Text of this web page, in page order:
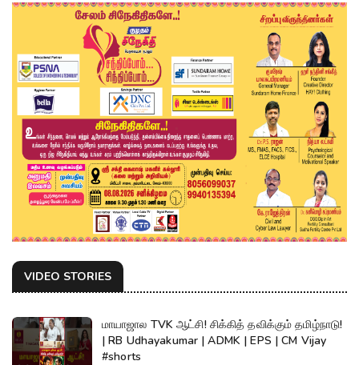
VIDEO STORIES
மாயாஜால TVK ஆட்சி! சிக்கித் தவிக்கும் தமிழ்நாடு!
| RB Udhayakumar | ADMK | EPS | CM Vijay
#shorts